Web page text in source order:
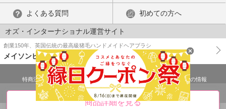
商品詳細を見る
よくある質問 初めての方へ
オズ・インターナショナル運営サイト
創業150年、英国伝統の最高級猪毛ハンドメイドヘアブラシ
メイソンピアソン
特商法に基づく表示 プライバシーポリシー
医薬品販売許可証の情報
ご利用規約
PC版で表示